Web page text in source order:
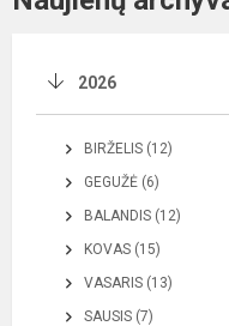
2026
BIRŽELIS (12)
GEGUŽĖ (6)
BALANDIS (12)
KOVAS (15)
VASARIS (13)
SAUSIS (7)